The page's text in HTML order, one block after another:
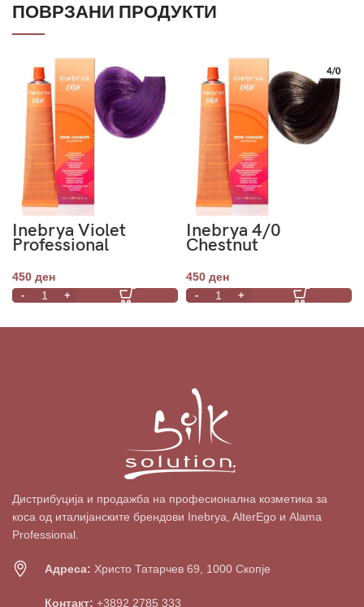
ПОВРЗАНИ ПРОДУКТИ
Inebrya Violet
Professional
100ml
450 ден
Inebrya 4/0
Chestnut
Permanent Color
100 mL
450 ден
Дистрибуција и продажба на професионална козметика за
коса од италијанските брендови Inebrya, AlterEgo и Alama
Professional.
Адреса: Христо Татарчев 69, 1000 Скопје
Контакт: +3892 2785 333